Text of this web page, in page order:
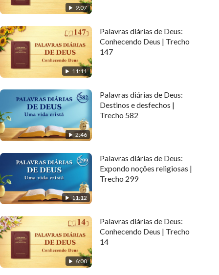
9:07
11:11
Palavras diárias de Deus:
Conhecendo Deus | Trecho
147
2:46
Palavras diárias de Deus:
Destinos e desfechos |
Trecho 582
11:12
Palavras diárias de Deus:
Expondo noções religiosas |
Trecho 299
6:00
Palavras diárias de Deus:
Conhecendo Deus | Trecho
14